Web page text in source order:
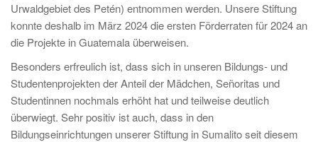
Urwaldgebiet des Petén) entnommen werden. Unsere Stiftung
konnte deshalb im März 2024 die ersten Förderraten für 2024 an
die Projekte in Guatemala überweisen.
Besonders erfreulich ist, dass sich in unseren Bildungs- und
Studentenprojekten der Anteil der Mädchen, Señoritas und
Studentinnen nochmals erhöht hat und teilweise deutlich
überwiegt. Sehr positiv ist auch, dass in den
Bildungseinrichtungen unserer Stiftung in Sumalito seit diesem